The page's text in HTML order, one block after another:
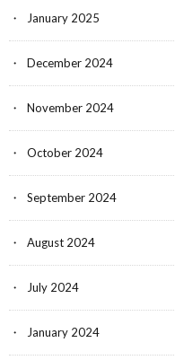
January 2025
December 2024
November 2024
October 2024
September 2024
August 2024
July 2024
January 2024